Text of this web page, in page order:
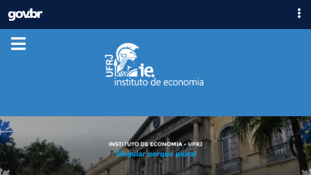
GOVBR
ACESSO À INFORMAÇÃO
Ministério da Justiça e Segurança Pública
Ministério da Defesa